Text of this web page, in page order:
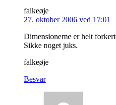
falkeøje
27. oktober 2006 ved 17:01
Dimensionerne er helt
Sikke noget juks.
falkeøje
Besvar